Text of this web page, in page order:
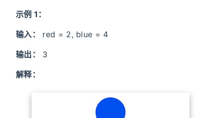
示例 1：
输入： red = 2, blue = 4
输出： 3
解释：